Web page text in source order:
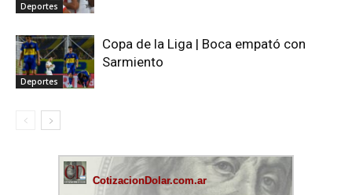
Deportes
Deportes
Copa de la Liga | Boca empató con
Sarmiento